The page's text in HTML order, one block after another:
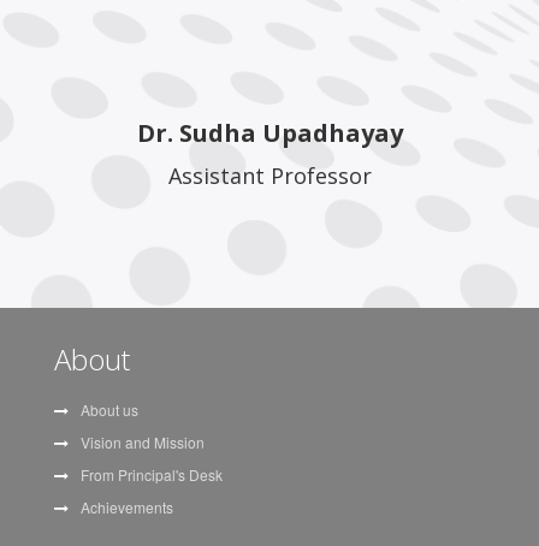
Dr. Sudha Upadhayay
Assistant Professor
About
About us
Vision and Mission
From Principal's Desk
Achievements